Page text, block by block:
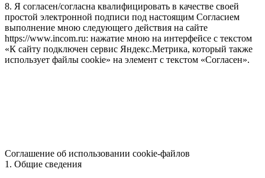
8. Я согласен/согласна квалифицировать в качестве своей
простой электронной подписи под настоящим Согласием
выполнение мною следующего действия на сайте
https://www.incom.ru: нажатие мною на интерфейсе с текстом
«К сайту подключен сервис Яндекс.Метрика, который также
использует файлы cookie» на элемент с текстом «Согласен».
Соглашение об использовании cookie-файлов
1. Общие сведения